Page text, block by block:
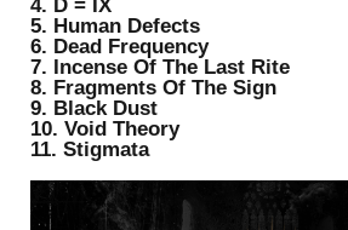
4. D = IX
5. Human Defects
6. Dead Frequency
7. Incense Of The Last Rite
8. Fragments Of The Sign
9. Black Dust
10. Void Theory
11. Stigmata